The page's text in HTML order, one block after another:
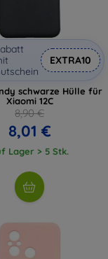
EXTRA10
schwarze Hülle für
Xiaomi 12C
8,90 €
8,01 €
Lager > 5 Stk.